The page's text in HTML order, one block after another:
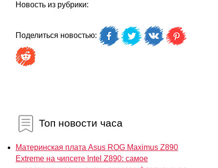
Новость из рубрики:
Поделиться новостью:
Топ новости часа
Материнская плата Asus ROG Maximus Z890
Extreme на чипсете Intel Z890: самое